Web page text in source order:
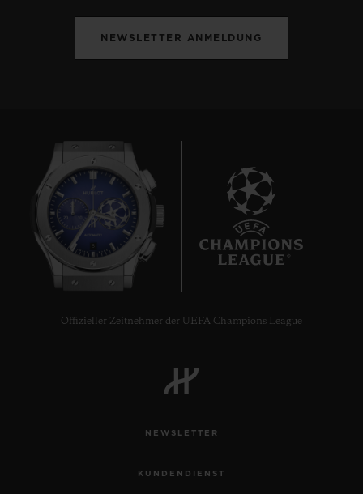
NEWSLETTER ANMELDUNG
Offizieller Zeitnehmer der UEFA Champions League
NEWSLETTER
KUNDENDIENST